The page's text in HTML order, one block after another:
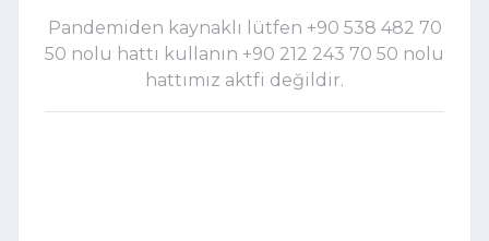
Pandemiden kaynaklı lütfen +90 538 482 70
50 nolu hattı kullanın +90 212 243 70 50 nolu
hattımız aktfi değildir.